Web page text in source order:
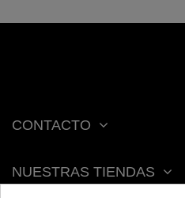
CONTACTO
NUESTRAS TIENDAS